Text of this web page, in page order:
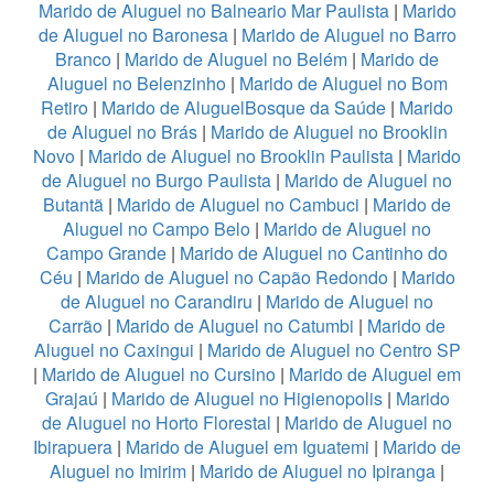
Marido de Aluguel no Balneario Mar Paulista| Marido
de Aluguel no Baronesa| Marido de Aluguel no Barro
Branco | Marido de Aluguel no Belém | Marido de
Aluguel no Belenzinho| Marido de Aluguel no Bom
Retiro | Marido de AluguelBosque da Saúde | Marido
de Aluguel no Brás| Marido de Aluguel no Brooklin
Novo | Marido de Aluguel no Brooklin Paulista | Marido
de Aluguel no Burgo Paulista | Marido de Aluguel no
Butantã | Marido de Aluguel no Cambuci | Marido de
Aluguel no Campo Belo | Marido de Aluguel no
Campo Grande | Marido de Aluguel no Cantinho do
Céu | Marido de Aluguel no Capão Redondo| Marido
de Aluguel no Carandiru | Marido de Aluguel no
Carrão | Marido de Aluguel no Catumbi | Marido de
Aluguel no Caxingui | Marido de Aluguel no Centro SP
| Marido de Aluguel no Cursino | Marido de Aluguel em
Grajaú | Marido de Aluguel no Higienopolis| Marido
de Aluguel no Horto Florestal | Marido de Aluguel no
Ibirapuera | Marido de Aluguel em Iguatemi | Marido de
Aluguel no Imirim | Marido de Aluguel no Ipiranga |